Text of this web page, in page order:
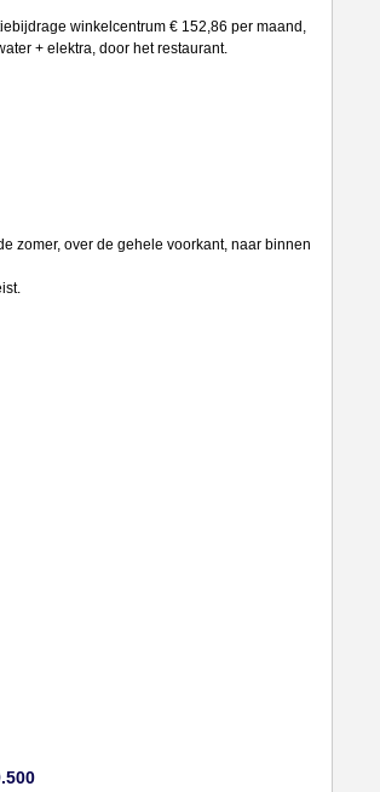
winkelcentrum € 152,86 per maand,
+ elektra, door het restaurant.
zomer, over de gehele voorkant, naar binnen